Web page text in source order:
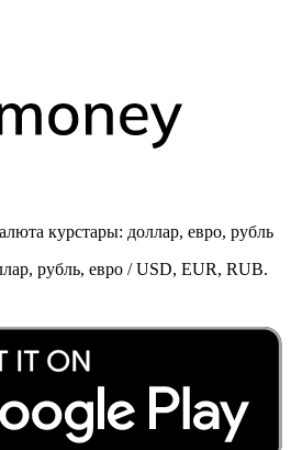
курстары: доллар, евро, рубль
рубль, евро / USD, EUR, RUB.